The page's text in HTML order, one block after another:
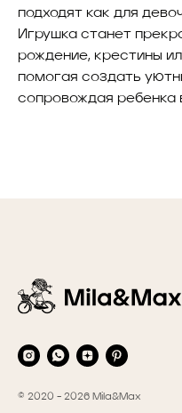
подходят как для
Игрушка станет
рождение, крестины
помогая создать
сопровождая ребенка
© 2020 - 2026 Mila&Max